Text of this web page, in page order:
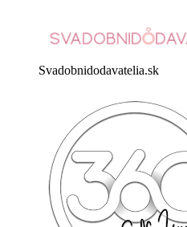
Svadobnidodavatelia.sk